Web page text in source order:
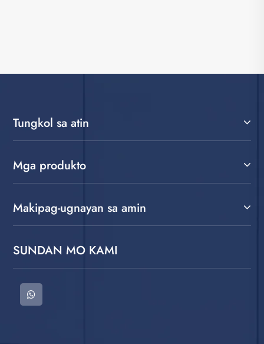
Tungkol sa atin
Mga produkto
Makipag-ugnayan sa amin
SUNDAN MO KAMI